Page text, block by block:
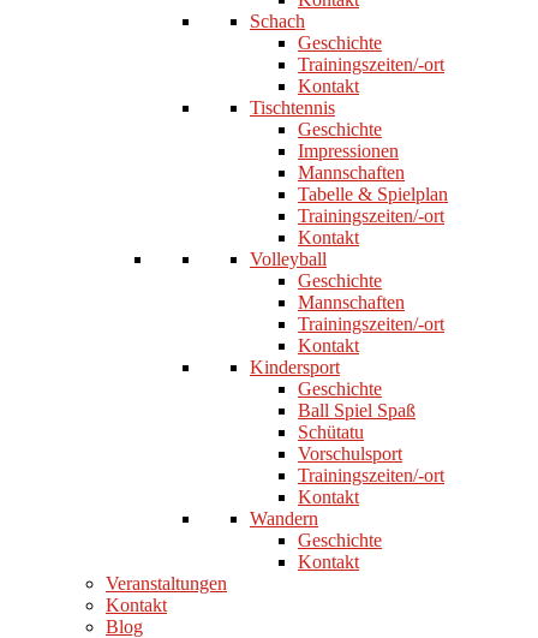
Schach
Geschichte
Trainingszeiten/-ort
Kontakt
Tischtennis
Geschichte
Impressionen
Mannschaften
Tabelle & Spielplan
Trainingszeiten/-ort
Kontakt
Volleyball
Geschichte
Mannschaften
Trainingszeiten/-ort
Kontakt
Kindersport
Geschichte
Ball Spiel Spaß
Schütatu
Vorschulsport
Trainingszeiten/-ort
Kontakt
Wandern
Geschichte
Kontakt
Veranstaltungen
Kontakt
Blog